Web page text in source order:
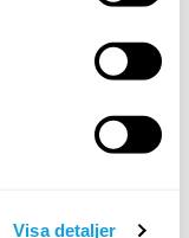
Visa detaljer
kod